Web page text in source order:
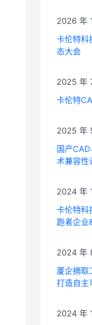
卡伦特科
态大会
2026 年
卡伦特
2025 年
国产
术兼容性
2025 年
卡伦特科
跑者企业
2024 年
厦企摘取
打造自主
2024 年
2024 年